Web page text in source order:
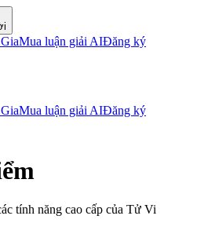
Mua luận giải AIĐăng ký
Mua luận giải AIĐăng ký
tính năng cao cấp của Tử Vi